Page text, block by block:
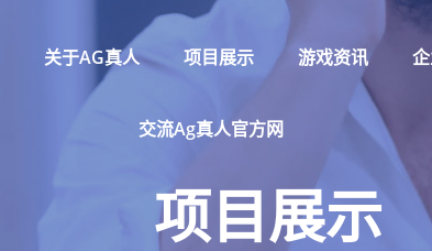
关于AG真人 项目展示 游戏资讯
交流ag真人官方网
项目展示